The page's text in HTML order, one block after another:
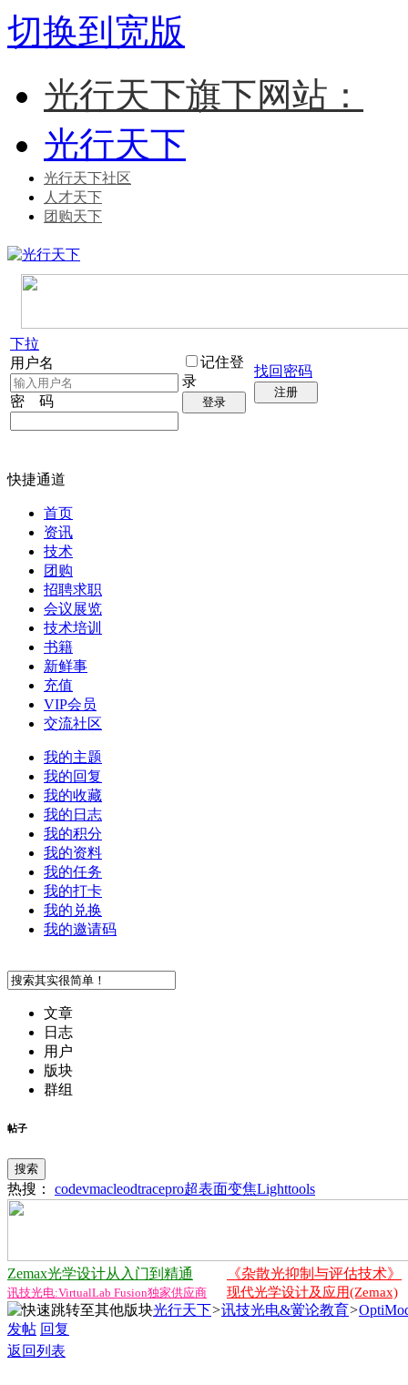
切换到宽版
光行天下旗下网站：
光行天下
光行天下社区
人才天下
团购天下
下拉
用户名
密 码
记住登
录
登录
找回密码
注册
快捷通道
首页
资讯
技术
团购
招聘求职
会议展览
技术培训
书籍
新鲜事
充值
VIP会员
交流社区
我的主题
我的回复
我的收藏
我的日志
我的积分
我的资料
我的任务
我的打卡
我的兑换
我的邀请码
文章
日志
用户
版块
群组
帖子
搜索
热搜： codevmacleodtracepro超表面变焦Lighttools
Zemax光学设计从入门到精通 《杂散光抑制与评估技术》
讯技光电:VirtualLab Fusion独家供应商 现代光学设计及应用(Zemax)
光行天下>讯技光电&黉论教育>
发帖 回复
返回列表